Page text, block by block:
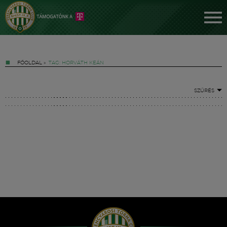
FŐOLDAL » TAG: HORVÁTH KEÁN
SZŰRÉS
Hírek